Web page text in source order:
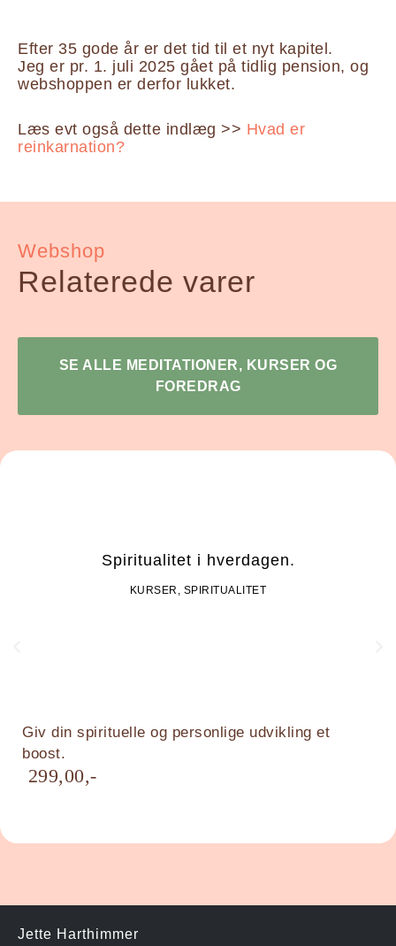
Efter 35 gode år er det tid til et nyt kapitel.
Jeg er pr. 1. juli 2025 gået på tidlig pension, og
webshoppen er derfor lukket.
Læs evt også dette indlæg >> Hvad er
reinkarnation?
Webshop
Relaterede varer
SE ALLE MEDITATIONER, KURSER OG
FOREDRAG
Spiritualitet i hverdagen.
KURSER , SPIRITUALITET
Giv din spirituelle og personlige udvikling et
boost.
299,00
Jette Harthimmer